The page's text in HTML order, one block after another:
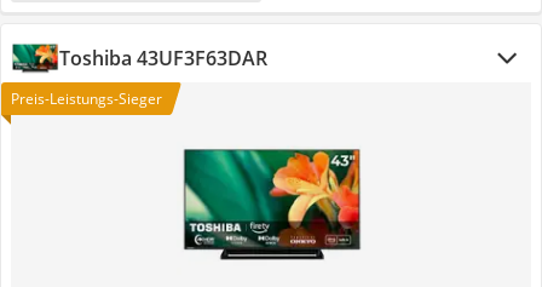
Toshiba 43UF3F63DAR
Preis-Leistungs-Sieger